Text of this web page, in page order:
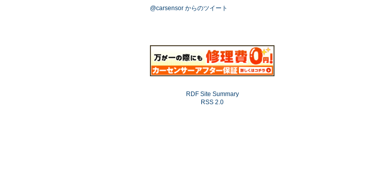
@carsensor からのツイート
RDF Site Summary
RSS 2.0